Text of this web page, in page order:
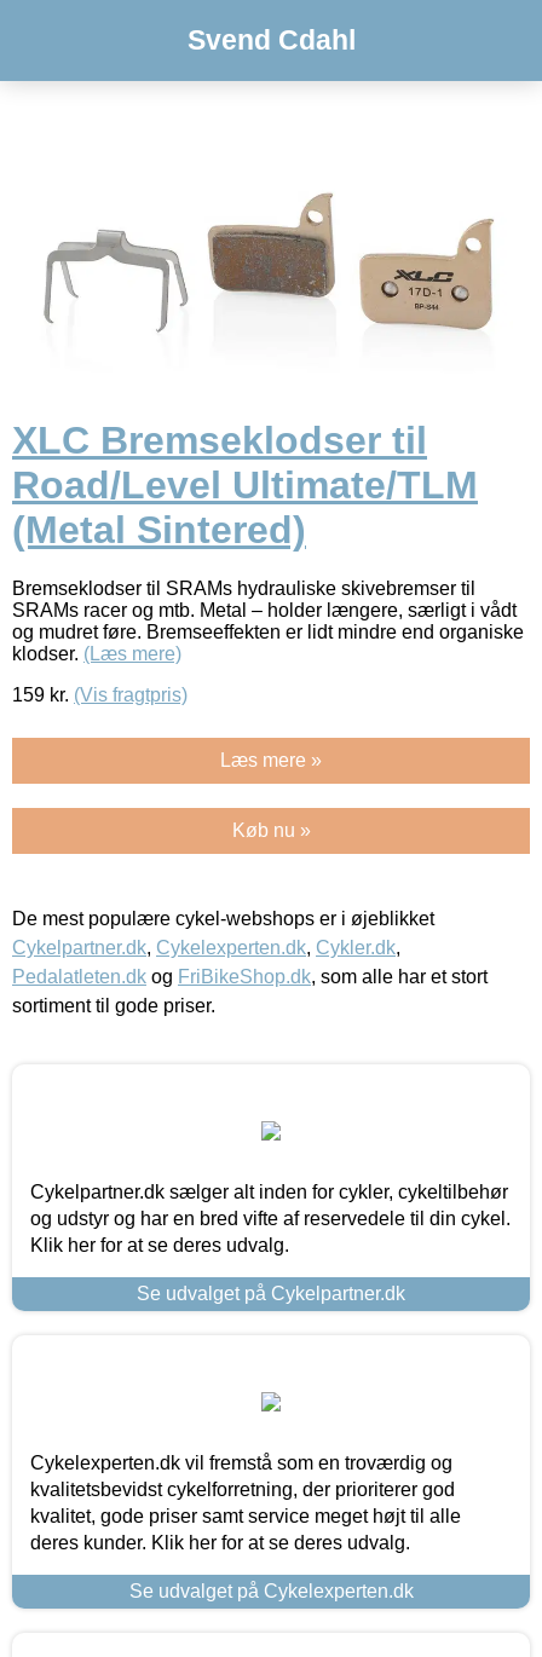
Svend Cdahl
XLC Bremseklodser til
Road/Level Ultimate/TLM
(Metal Sintered)
Bremseklodser til SRAMs hydrauliske skivebremser til
SRAMs racer og mtb. Metal – holder længere, særligt i vådt
og mudret føre. Bremseeffekten er lidt mindre end organiske
klodser. (Læs mere)
159 kr. (Vis fragtpris)
Læs mere »
Køb nu »
De mest populære cykel-webshops er i øjeblikket
Cykelpartner.dk, Cykelexperten.dk, Cykler.dk,
Pedalatleten.dk og FriBikeShop.dk, som alle har et stort
sortiment til gode priser.
Cykelpartner.dk sælger alt inden for cykler, cykeltilbehør
og udstyr og har en bred vifte af reservedele til din cykel.
Klik her for at se deres udvalg.
Se udvalget på Cykelpartner.dk
Cykelexperten.dk vil fremstå som en troværdig og
kvalitetsbevidst cykelforretning, der prioriterer god
kvalitet, gode priser samt service meget højt til alle
deres kunder. Klik her for at se deres udvalg.
Se udvalget på Cykelexperten.dk